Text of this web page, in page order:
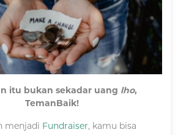
keterbatasan itu, pos Satgas TNI
itu bukan sekadar uang lho,
TemanBaik!
menjadi Fundraiser, kamu bisa